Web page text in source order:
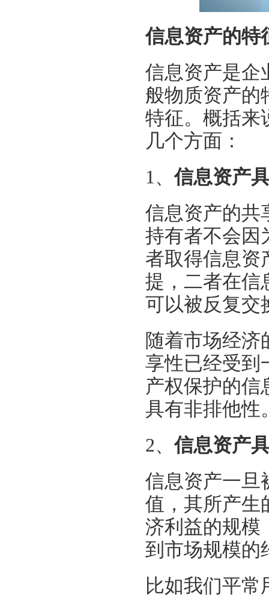
信息资产的特
信息资产是企
般物质资产的
特征。概括来
几个方面：
1、信息资产
信息资产的共
持有者不会因
者取得信息资
提，二者在信
可以被反复交
随着市场经
享性已经受到
产权保护的信
具有非排他性
2、信息资产
信息资产一旦
值，其所产生
济利益的规模
到市场规模的
比如我们平